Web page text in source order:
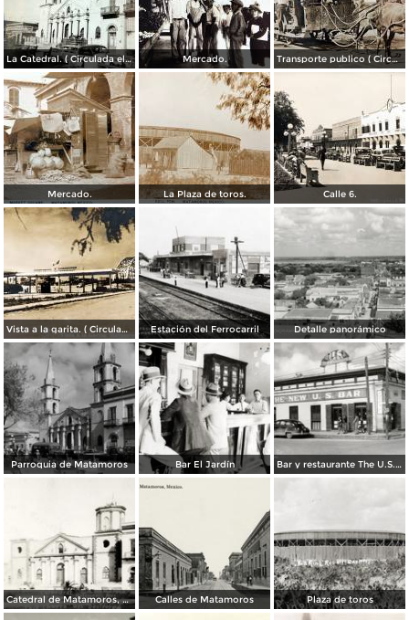
La Catedral. ( Circulada el 6 de Noviembre de 1944 ). Mercado. Transporte publico ( Circulada el 20 de Febrero de 1921 ).
Mercado. La Plaza de toros. Calle 6.
Vista a la garita. ( Circulada el 9 de Julio de 1956 ). Estación del Ferrocarril Detalle panorámico
Parroquia de Matamoros Bar El Jardín Bar y restaurante The U.S. Bar
Catedral de Matamoros, dañada por el huracán del 4 de septiembre de 1933 Calles de Matamoros Plaza de toros